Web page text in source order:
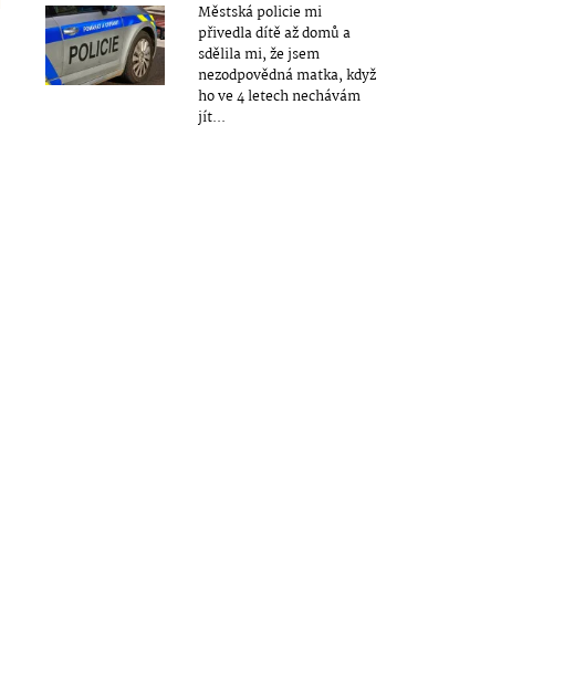
Městská policie mi
přivedla dítě až domů a
sdělila mi, že jsem
nezodpovědná matka, když
ho ve 4 letech nechávám
jít...